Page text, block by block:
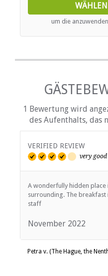
um die
1 Bewertung wird
des Aufenthalts, das
VERIFIED REVIEW
very good
A wonderfully hidden
surrounding. The breakfast
staff
November 2022
Petra v. (The Hague, the